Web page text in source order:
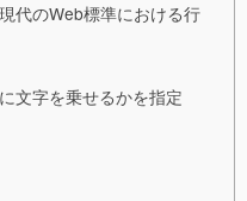
代のWeb標準における行
文字を乗せるかを指定